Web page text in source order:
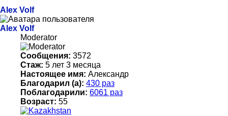
началу
Alex Volf
Alex Volf
Moderator
Сообщения: 3572
Стаж: 5 лет 3 месяца
Настоящее имя: Александр
Благодарил (а): 430 раз
Поблагодарили: 6061 раз
Возраст: 55